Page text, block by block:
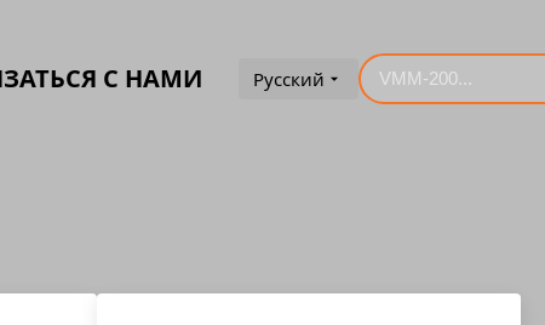
С НАМИ Русский